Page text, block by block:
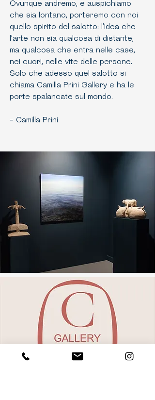
Ovunque andremo, e auspichiamo
che sia lontano, porteremo con noi
quello spirito del salotto: l’idea che
l’arte non sia qualcosa di distante,
ma qualcosa che entra nelle case,
nei cuori, nelle vite delle persone.
Solo che adesso quel salotto si
chiama Camilla Prini Gallery e ha le
porte spalancate sul mondo.
- Camilla Prini